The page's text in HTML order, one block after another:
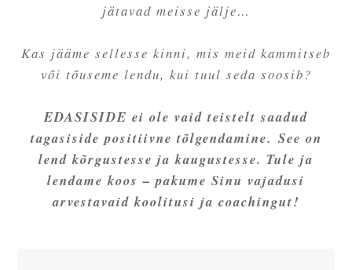
jätavad meisse jälje…
Kas jääme sellesse kinni, mis meid kammitseb
või tõuseme lendu, kui tuul seda soosib?
EDASISIDE ei ole vaid teistelt saadud
tagasiside positiivne tõlgendamine. See on
lend kõrgustesse ja kaugustesse. Tule ja
lendame koos – pakume Sinu vajadusi
arvestavaid koolitusi ja coachingut!